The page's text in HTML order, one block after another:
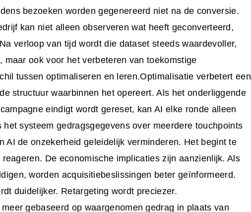
bezoeken worden gegenereerd niet na de conversie.
kan niet alleen observeren wat heeft geconverteerd,
verloop van tijd wordt die dataset steeds waardevoller,
maar ook voor het verbeteren van toekomstige
tussen optimaliseren en leren.Optimalisatie verbetert een
structuur waarbinnen het opereert. Als het onderliggende
eindigt wordt gereset, kan AI elke ronde alleen
systeem gedragsgegevens over meerdere touchpoints
AI de onzekerheid geleidelijk verminderen. Het begint te
De economische implicaties zijn aanzienlijk. Als
worden acquisitiebeslissingen beter geïnformeerd.
duidelijker. Retargeting wordt preciezer.
gebaseerd op waargenomen gedrag in plaats van